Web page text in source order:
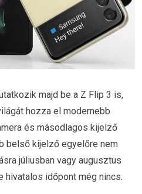
majd be a Z Flip 3 is,
hozza el modernebb
és másodlagos kijelző
belső kijelző egyelőre nem
júliusban vagy augusztus
hivatalos időpont még nincs.